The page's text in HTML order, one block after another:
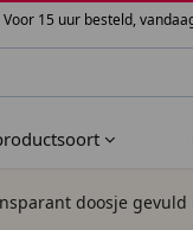
Voor 15 uur besteld,
doosje